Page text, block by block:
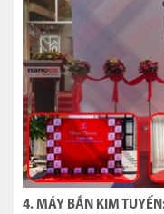
4. MÁY BẮN KIM